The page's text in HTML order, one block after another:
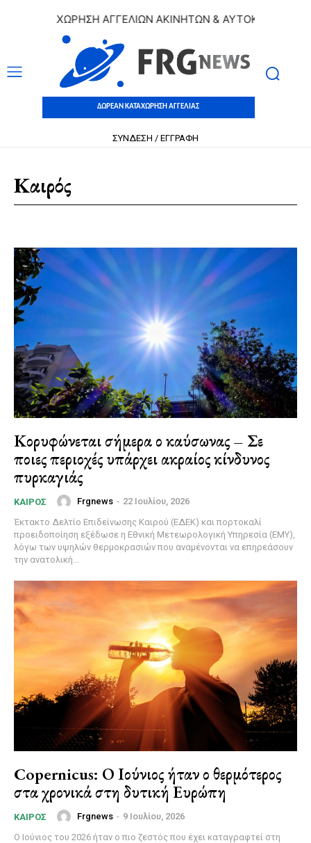
ΚΑΤΑΧΩΡΗΣΗ ΑΓΓΕΛΙΩΝ ΑΚΙΝΗΤΩΝ & ΑΥΤΟΚΙΝΗΤΩΝ |
ΔΩΡΕΑΝ ΚΑΤΑΧΩΡΗΣΗ ΑΓΓΕΛΙΑΣ
ΣΥΝΔΕΣΗ / ΕΓΓΡΑΦΗ
Καιρός
Κορυφώνεται σήμερα ο καύσωνας – Σε
ποιες περιοχές υπάρχει ακραίος κίνδυνος
πυρκαγιάς
ΚΑΙΡΌΣ Frgnews - 22 Ιουλίου, 2026
Έκτακτο Δελτίο Επιδείνωσης Καιρού (ΕΔΕΚ) και πορτοκαλί
προειδοποίηση εξέδωσε η Εθνική Μετεωρολογική Υπηρεσία (ΕΜΥ),
λόγω των υψηλών θερμοκρασιών που αναμένονται να επηρεάσουν
την ανατολική...
Copernicus: Ο Ιούνιος ήταν ο θερμότερος
στα χρονικά στη δυτική Ευρώπη
ΚΑΙΡΌΣ Frgnews - 9 Ιουλίου, 2026
Ο Ιούνιος του 2026 ήταν ο πιο ζεστός που έχει καταγραφτεί στη